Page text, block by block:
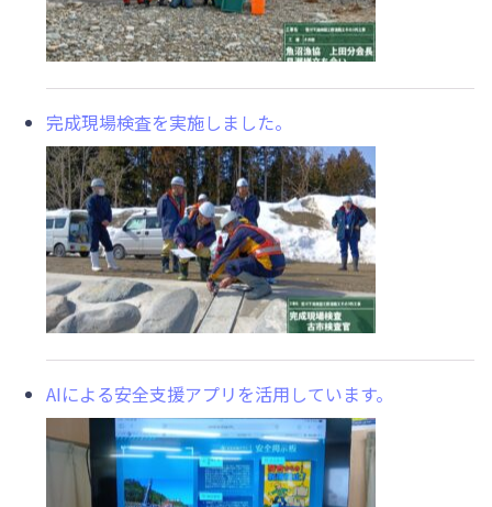
完成現場検査を実施しました。
AIによる安全支援アプリを活用しています。